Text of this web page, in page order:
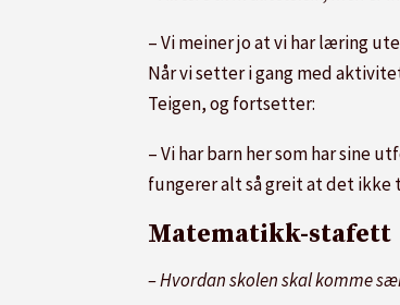
– Vi meiner jo at vi har læring
Når vi setter i gang med
Teigen, og fortsetter:
– Vi har barn her som har sine
fungerer alt så greit at det ikke
Matematikk-stafett
– Hvordan skolen skal komme